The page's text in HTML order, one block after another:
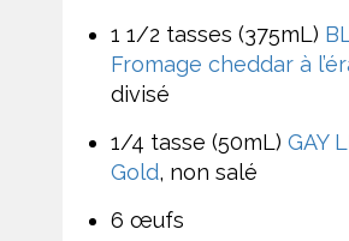
1 1/2 tasses (375mL)
Fromage cheddar à
divisé
1/4 tasse (50mL) GAY
Gold, non salé
6 œufs